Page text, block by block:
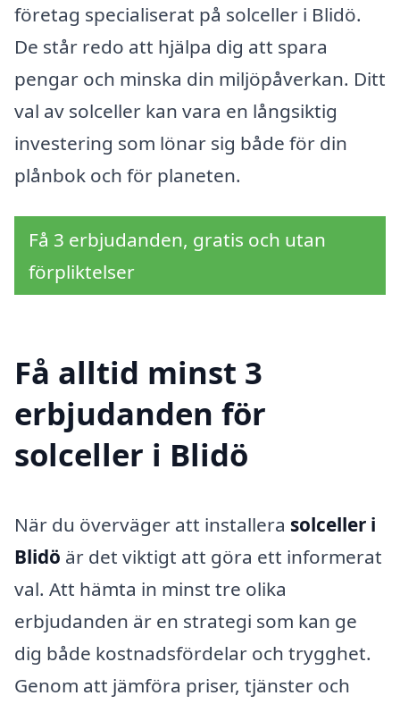
företag specialiserat på solceller i Blidö.
De står redo att hjälpa dig att spara
pengar och minska din miljöpåverkan. Ditt
val av solceller kan vara en långsiktig
investering som lönar sig både för din
plånbok och för planeten.
Få 3 erbjudanden, gratis och utan
förpliktelser
Få alltid minst 3
erbjudanden för
solceller i Blidö
När du överväger att installera solceller i
Blidö är det viktigt att göra ett informerat
val. Att hämta in minst tre olika
erbjudanden är en strategi som kan ge
dig både kostnadsfördelar och trygghet.
Genom att jämföra priser, tjänster och